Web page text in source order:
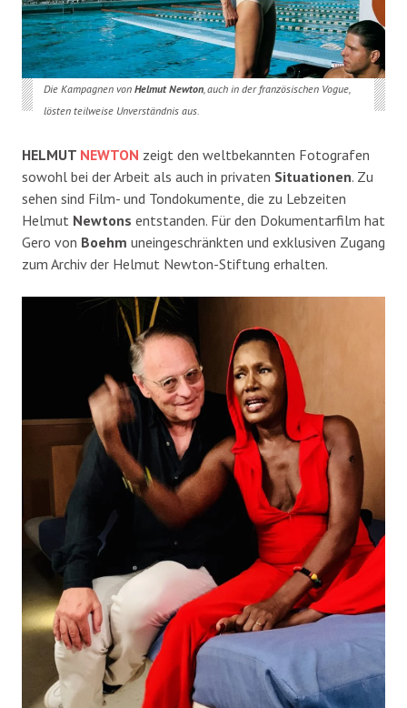
Die Kampagnen von Helmut Newton, auch in der französischen Vogue,
lösten teilweise Unverständnis aus.
HELMUT NEWTON zeigt den weltbekannten Fotografen
sowohl bei der Arbeit als auch in privaten Situationen. Zu
sehen sind Film- und Tondokumente, die zu Lebzeiten
Helmut Newtons entstanden. Für den Dokumentarfilm hat
Gero von Boehm uneingeschränkten und exklusiven Zugang
zum Archiv der Helmut Newton-Stiftung erhalten.